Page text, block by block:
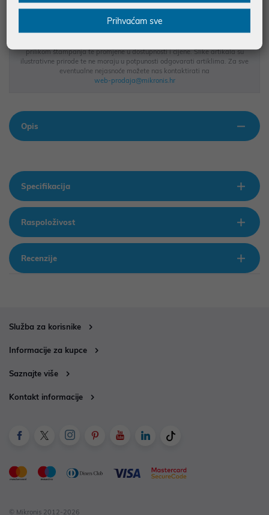
Podaci uz artikle su prezentirani u dobroj namjeri. Mikronis d.o.o. ne
prilikom štampanja te promjene u dostupnosti i cijene. Slike artikala su
ilustrativne prirode te ne moraju u potpunosti odgovarati artiklima. Za sve
eventualne nejasnoće možete nas kontaktirati na
web-prodaja@mikronis.hr
Opis
Specifikacija
Raspoloživost
Recenzije
Služba za korisnike
Informacije za kupce
Saznajte više
Kontakt informacije
© Mikronis 2012-2026
Prihvaćam sve